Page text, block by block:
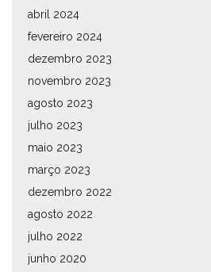
abril 2024
fevereiro 2024
dezembro 2023
novembro 2023
agosto 2023
julho 2023
maio 2023
março 2023
dezembro 2022
agosto 2022
julho 2022
junho 2020